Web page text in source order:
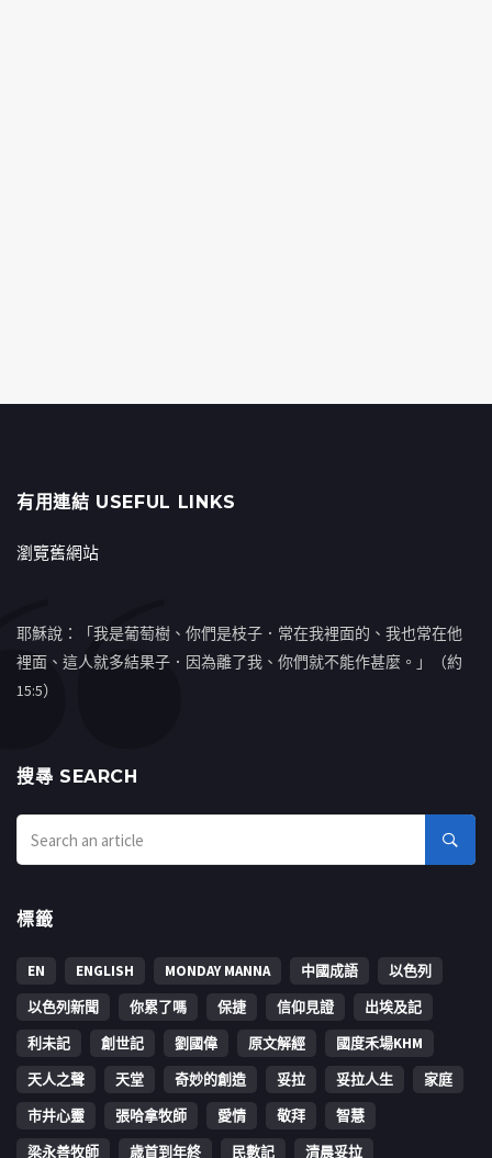
有用連結 USEFUL LINKS
瀏覽舊網站
耶穌說：「我是葡萄樹、你們是枝子．常在我裡面的、我也常在他
裡面、這人就多結果子．因為離了我、你們就不能作甚麼。」（約
15:5）
搜㝷 SEARCH
標籤
EN ENGLISH MONDAY MANNA 中國成語
以色列
以色列新聞
你累了嗎 保捷 信仰見證
出埃及記
利未記
創世記 劉國偉 原文解經
國度禾場KHM
天人之聲
天堂 奇妙的創造 妥拉 妥拉人生
家庭
市井心靈
張哈拿牧師 愛情 敬拜
智慧
梁永善牧師
歳首到年終 民數記 清晨妥拉